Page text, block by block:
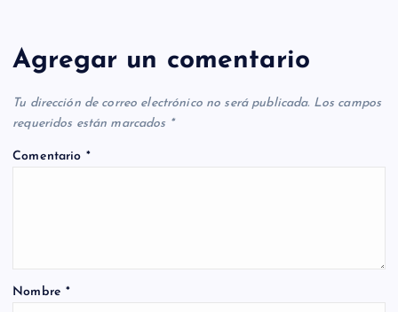
Agregar un comentario
Tu dirección de correo electrónico no será publicada. Los campos
requeridos están marcados *
Comentario *
Nombre*